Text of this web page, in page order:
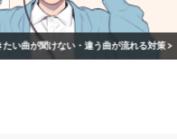
い曲が聞けない・違う曲が流れる対策 >